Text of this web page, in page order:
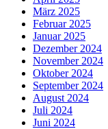
März 2025
Februar 2025
Januar 2025
Dezember 2024
November 2024
Oktober 2024
September 2024
August 2024
Juli 2024
Juni 2024